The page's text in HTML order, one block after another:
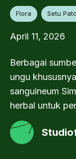
Flora Setu
April 11, 2026
Berbagai
ungu
sanguineum
herbal untuk